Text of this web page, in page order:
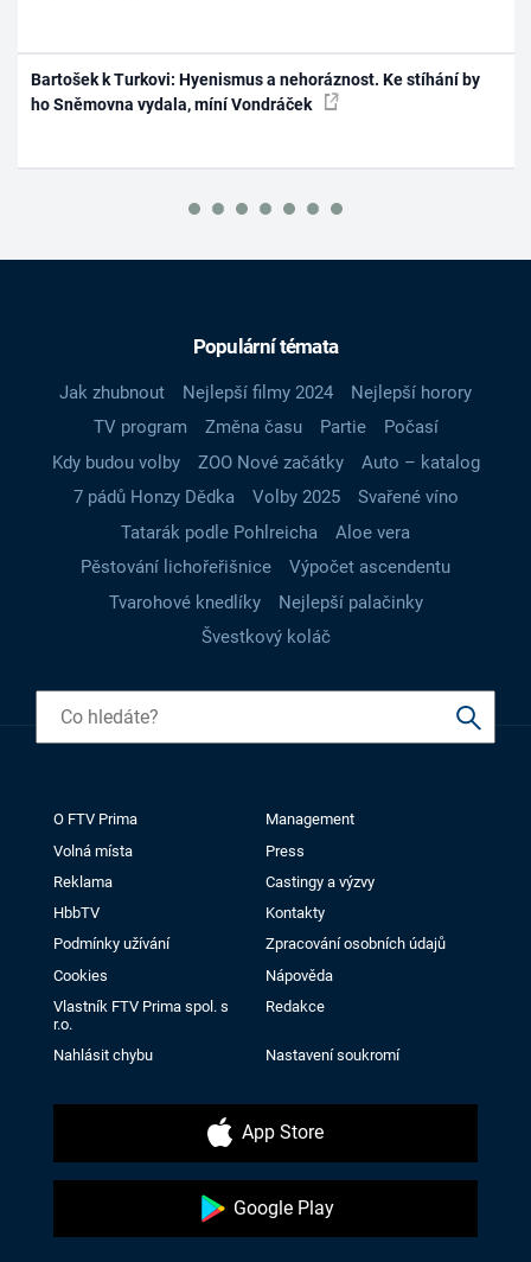
Bartošek k Turkovi: Hyenismus a nehoráznost. Ke stíhání by
ho Sněmovna vydala, míní Vondráček
Populární témata
Jak zhubnout Nejlepší filmy 2024
Nejlepší horory
TV program
Změna času Partie
Počasí
Kdy budou volby
ZOO Nové začátky
Auto – katalog
7 pádů Honzy Dědka
Volby 2025
Svařené víno
Tatarák podle Pohlreicha
Aloe vera
Pěstování lichořeřišnice
Výpočet ascendentu
Tvarohové knedlíky
Nejlepší palačinky
Švestkový koláč
O FTV Prima
Management
Volná místa
Press
Reklama
Castingy a výzvy
HbbTV
Kontakty
Podmínky užívání
Zpracování osobních údajů
Cookies
Nápověda
Vlastník FTV Prima spol. s
r.o.
Redakce
Nahlásit chybu Nastavení soukromí
App Store
Google Play